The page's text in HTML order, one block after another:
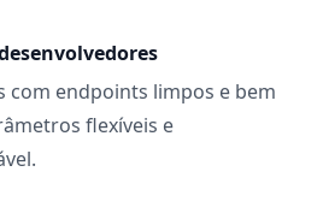
com endpoints limpos e bem
flexíveis e